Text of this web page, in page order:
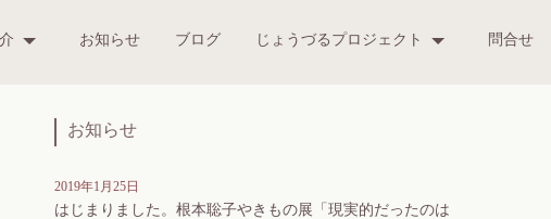
お知らせ ブログ じょうづるプロジェクト 問合せ
お知らせ
2019年1月25日
はじまりました。根本聡子やきもの展「現実的だったのは